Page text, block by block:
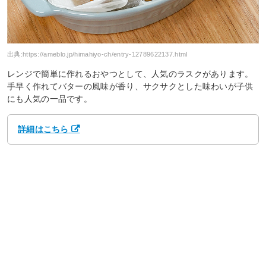
出典:https://ameblo.jp/himahiyo-ch/entry-12789622137.html
レンジで簡単に作れるおやつとして、人気のラスクがあります。
手早く作れてバターの風味が香り、サクサクとした味わいが子供
にも人気の一品です。
詳細はこちら